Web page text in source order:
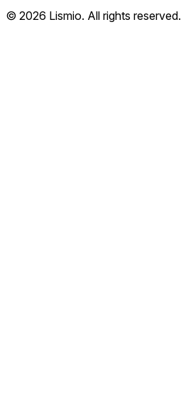
© 2026 Lismio. All rights reserved.